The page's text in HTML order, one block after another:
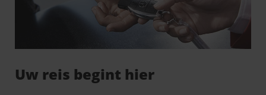
Uw reis begint hier